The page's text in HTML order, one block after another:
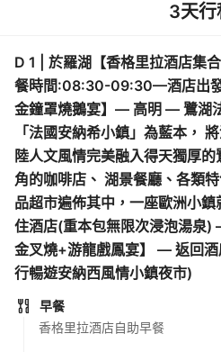
3天行
D 1
於羅湖【香格里拉酒店集
餐時間:08:30-09:30—酒店出
金鐘罩燒鵝宴】— 高明 — 鷺湖
「法國安納希小鎮」為藍本，
陸人文風情完美融入得天獨厚
角的咖啡店、 湖景餐廳、各類
品超市遍佈其中，一座歐洲小
住酒店(重本包無限次浸泡湯泉)
金叉燒+游龍戲鳳宴】 — 返回
行暢遊安納西風情小鎮夜市)
早餐
香格里拉酒店自助早餐